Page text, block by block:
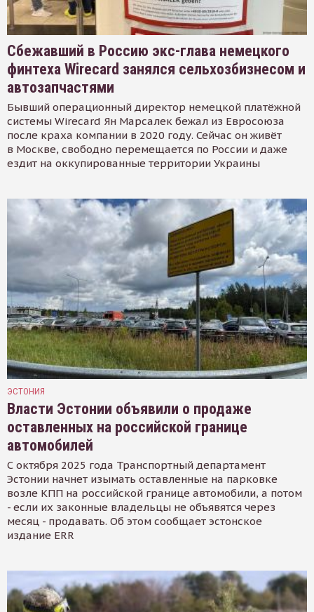
Сбежавший в Россию экс-глава немецкого
финтеха Wirecard занялся сельхозбизнесом и
автозапчастями
Бывший операционный директор немецкой платёжной
системы Wirecard Ян Марсалек бежал из Евросоюза
после краха компании в 2020 году. Сейчас он живёт
в Москве, свободно перемещается по России и даже
ездит на оккупированные территории Украины
ЭСТОНИЯ
Власти Эстонии объявили о продаже
оставленных на российской границе
автомобилей
С октября 2025 года Транспортный департамент
Эстонии начнет изымать оставленные на парковке
возле КПП на российской границе автомобили, а потом
- если их законные владельцы не объявятся через
месяц - продавать. Об этом сообщает эстонское
издание ERR